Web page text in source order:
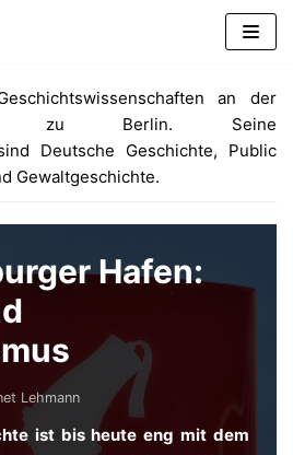
an der
zu Berlin. Seine
Deutsche Geschichte, Public
Gewaltgeschichte.
Hafen:
Lehmann
ist bis heute eng mit dem